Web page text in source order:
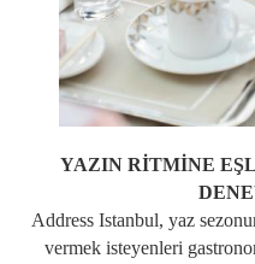
YAZIN RİTMİNE
Address Istanbul, yaz
vermek isteyenleri